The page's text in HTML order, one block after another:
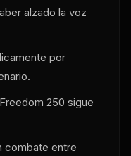
alzado la voz
por
250 sigue
combate entre